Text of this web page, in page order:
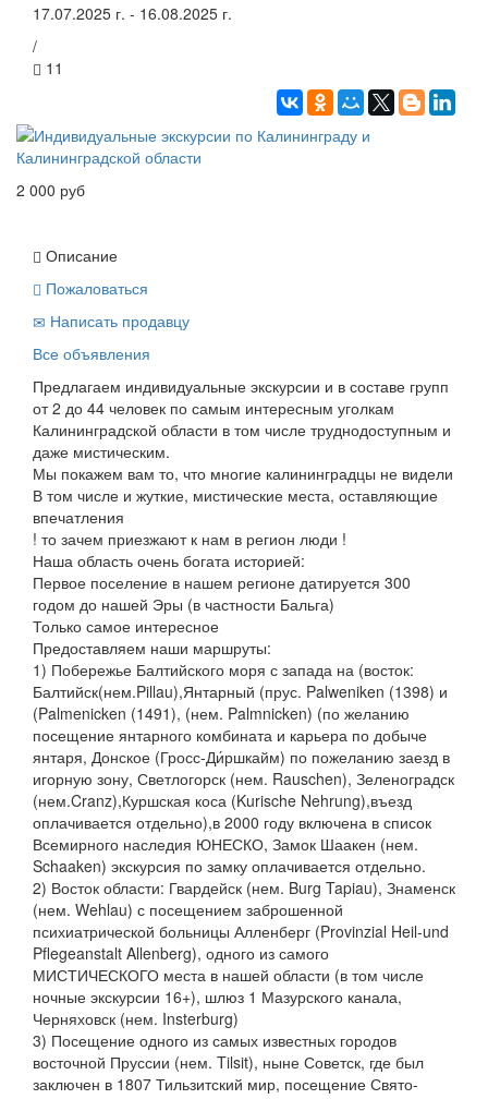
17.07.2025 г. - 16.08.2025 г.
/
11
2 000 руб
Описание
Пожаловаться
Написать продавцу
Все объявления
Предлагаем индивидуальные экскурсии и в составе групп
от 2 до 44 человек по самым интересным уголкам
Калининградской области в том числе труднодоступным и
даже мистическим.
Мы покажем вам то, что многие калининградцы не видели
В том числе и жуткие, мистические места, оставляющие
впечатления
! то зачем приезжают к нам в регион люди !
Наша область очень богата историей:
Первое поселение в нашем регионе датируется 300
годом до нашей Эры (в частности Бальга)
Только самое интересное
Предоставляем наши маршруты:
1) Побережье Балтийского моря с запада на (восток:
Балтийск(нем.Pillau),Янтарный (прус. Palweniken (1398) и
(Palmenicken (1491), (нем. Palmnicken) (по желанию
посещение янтарного комбината и карьера по добыче
янтаря, Донское (Гросс-Ди́ршкайм) по пожеланию заезд в
игорную зону, Светлогорск (нем. Rauschen), Зеленоградск
(нем.Cranz),Куршская коса (Kurische Nehrung),въезд
оплачивается отдельно),в 2000 году включена в список
Всемирного наследия ЮНЕСКО, Замок Шаакен (нем.
Schaaken) экскурсия по замку оплачивается отдельно.
2) Восток области: Гвардейск (нем. Burg Tapiau), Знаменск
(нем. Wehlau) с посещением заброшенной
психиатрической больницы Алленберг (Provinzial Heil-und
Pflegeanstalt Allenberg), одного из самого
МИСТИЧЕСКОГО места в нашей области (в том числе
ночные экскурсии 16+), шлюз 1 Мазурского канала,
Черняховск (нем. Insterburg)
3) Посещение одного из самых известных городов
восточной Пруссии (нем. Tilsit), ныне Советск, где был
заключен в 1807 Тильзитский мир, посещение Свято-